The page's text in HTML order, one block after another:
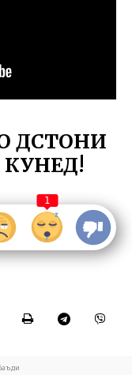
ДӮСТОНИ
1